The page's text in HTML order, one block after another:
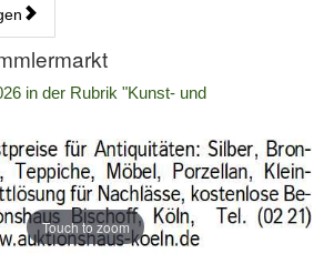
in der Rubrik "Kunst- und
Touch to zoom